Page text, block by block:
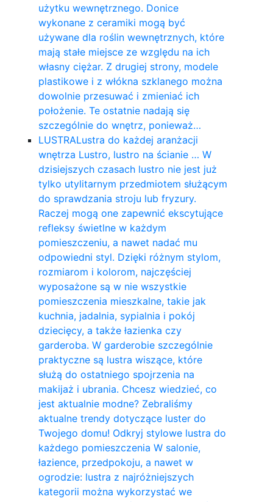
użytku wewnętrznego. Donice
wykonane z ceramiki mogą być
używane dla roślin wewnętrznych, które
mają stałe miejsce ze względu na ich
własny ciężar. Z drugiej strony, modele
plastikowe i z włókna szklanego można
dowolnie przesuwać i zmieniać ich
położenie. Te ostatnie nadają się
szczególnie do wnętrz, ponieważ…
LUSTRALustra do każdej aranżacji
wnętrza Lustro, lustro na ścianie … W
dzisiejszych czasach lustro nie jest już
tylko utylitarnym przedmiotem służącym
do sprawdzania stroju lub fryzury.
Raczej mogą one zapewnić ekscytujące
refleksy świetlne w każdym
pomieszczeniu, a nawet nadać mu
odpowiedni styl. Dzięki różnym stylom,
rozmiarom i kolorom, najczęściej
wyposażone są w nie wszystkie
pomieszczenia mieszkalne, takie jak
kuchnia, jadalnia, sypialnia i pokój
dziecięcy, a także łazienka czy
garderoba. W garderobie szczególnie
praktyczne są lustra wiszące, które
służą do ostatniego spojrzenia na
makijaż i ubrania. Chcesz wiedzieć, co
jest aktualnie modne? Zebraliśmy
aktualne trendy dotyczące luster do
Twojego domu! Odkryj stylowe lustra do
każdego pomieszczenia W salonie,
łazience, przedpokoju, a nawet w
ogrodzie: lustra z najróżniejszych
kategorii można wykorzystać we